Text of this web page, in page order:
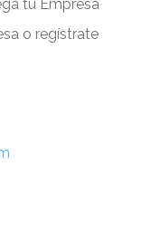
tu Empresa
o regístrate